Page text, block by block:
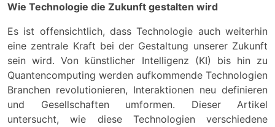
Wie Technologie die Zukunft gestalten wird
Es ist offensichtlich, dass Technologie auch weiterhin
eine zentrale Kraft bei der Gestaltung unserer Zukunft
sein wird. Von künstlicher Intelligenz (KI) bis hin zu
Quantencomputing werden aufkommende Technologien
Branchen revolutionieren, Interaktionen neu definieren
und Gesellschaften umformen. Dieser Artikel
untersucht, wie diese Technologien verschiedene